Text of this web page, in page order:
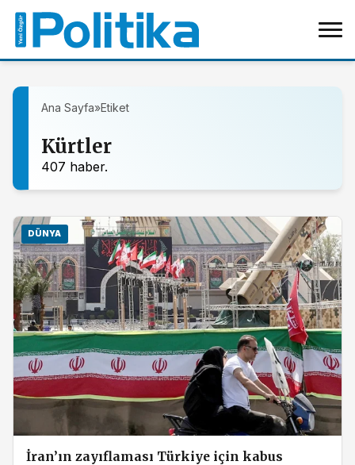
Ana Sayfa»Etiket
Kürtler
407 haber.
DÜNYA
İran’ın zayıflaması Türkiye için kabus